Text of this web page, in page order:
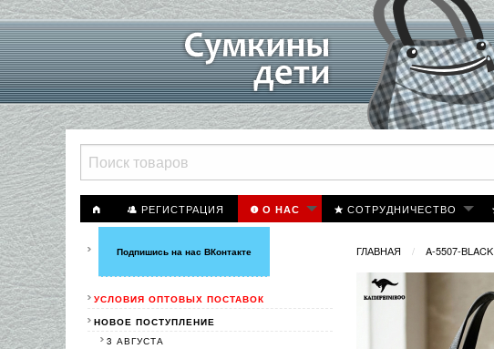
РЕГИСТРАЦИЯ О НАС СОТРУДНИЧЕСТВО
ГЛАВНАЯ A-5507-BLACK
Подпишись на нас ВКонтакте
УСЛОВИЯ ОПТОВЫХ ПОСТАВОК
НОВОЕ ПОСТУПЛЕНИЕ
3 АВГУСТА